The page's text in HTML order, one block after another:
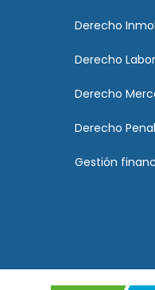
Derecho
Derecho
Derecho
Derecho Penal
Gestión